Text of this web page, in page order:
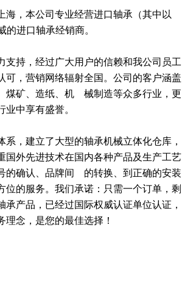
海，本公司专业经营进口轴承（其中以
的进口轴承经销商。
持，经过广大用户的信赖和我公司员工
可，营销网络辐射全国。公司的客户涵盖
矿、造纸、机    械制造等众多行业，更
中享有盛誉。
，建立了大型的轴承机械立体化仓库，
国外先进技术在国内各种产品及生产工艺
确认、品牌间    的转换、到正确的安装
位的服务。我们承诺：只需一个订单，剩
产品，已经过国际权威认证单位认证，
理念，是您的最佳选择！